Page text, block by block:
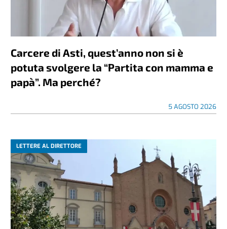
Carcere di Asti, quest’anno non si è
potuta svolgere la “Partita con mamma e
papà”. Ma perché?
5 AGOSTO 2026
LETTERE AL DIRETTORE